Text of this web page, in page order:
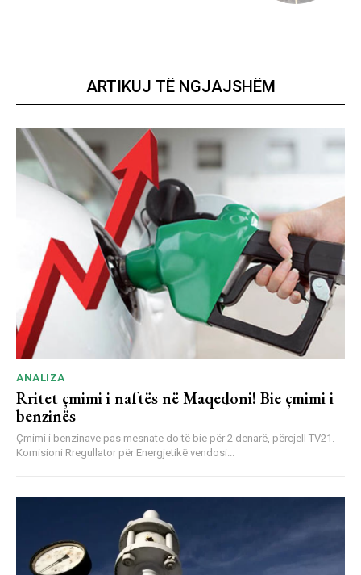
ARTIKUJ TË NGJAJSHËM
ANALIZA
Rritet çmimi i naftës në Maqedoni! Bie çmimi i
benzinës
Çmimi i benzinave pas mesnate do të bie për 2 denarë, përcjell TV21.
Komisioni Rregullator për Energjetikë vendosi...